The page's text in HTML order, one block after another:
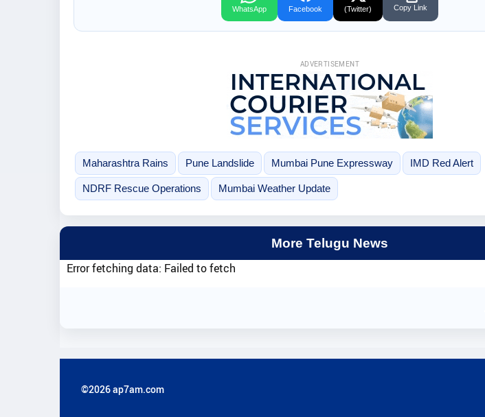
WhatsApp Facebook (Twitter) Copy Link
ADVERTISEMENT
Maharashtra Rains Pune Landslide Mumbai Pune Expressway IMD Red Alert
NDRF Rescue Operations Mumbai Weather Update
More Telugu News
Error fetching data: Failed to fetch
©2026 ap7am.com